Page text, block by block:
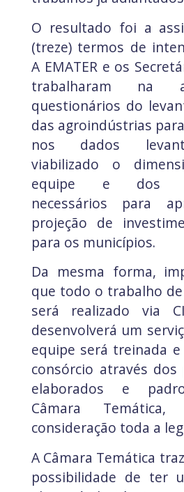
O resultado foi a
(treze) termos de
A EMATER e os
trabalharam na
questionários do
das agroindústrias
nos dados
viabilizado o
equipe e dos
necessários para
projeção de
para os municípios.
Da mesma forma,
que todo o trabalho de
será realizado via
desenvolverá um
equipe será treinada
consórcio através dos
elaborados e
Câmara
consideração toda a
A Câmara Temática
possibilidade de ter